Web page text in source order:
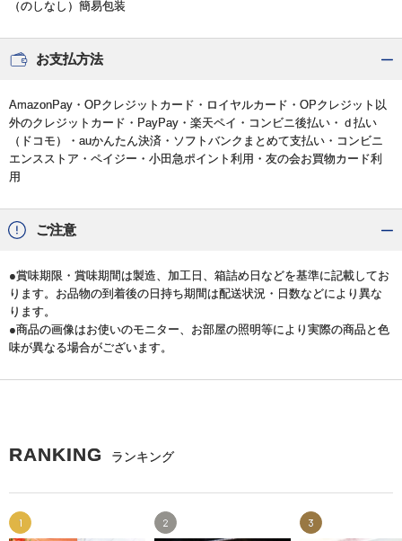
（のしなし）簡易包装
お支払方法
AmazonPay・OPクレジットカード・ロイヤルカード・OPクレジット以
外のクレジットカード・PayPay・楽天ペイ・コンビニ後払い・ｄ払い
（ドコモ）・auかんたん決済・ソフトバンクまとめて支払い・コンビニ
エンスストア・ペイジー・小田急ポイント利用・友の会お買物カード利
用
ご注意
●賞味期限・賞味期間は製造、加工日、箱詰め日などを基準に記載してお
ります。お品物の到着後の日持ち期間は配送状況・日数などにより異な
ります。
●商品の画像はお使いのモニター、お部屋の照明等により実際の商品と色
味が異なる場合がございます。
RANKING ランキング
1 2 3